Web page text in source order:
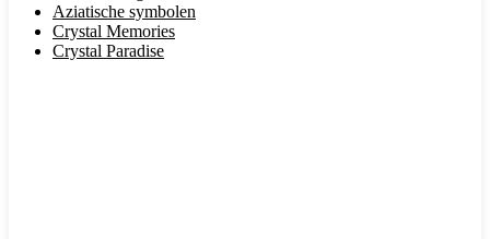
Aziatische symbolen
Crystal Memories
Crystal Paradise